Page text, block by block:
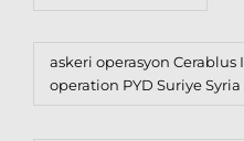
Tags,
askeri operasyon Cerablus
operation PYD SuriyeSyria